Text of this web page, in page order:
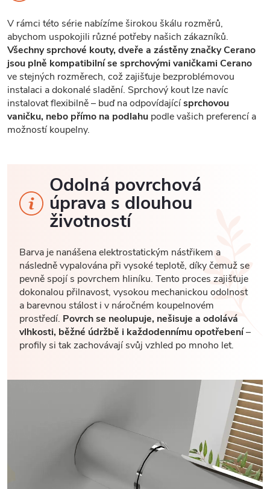
V rámci této série nabízíme širokou škálu rozměrů,
abychom uspokojili různé potřeby našich zákazníků.
Všechny sprchové kouty, dveře a zástěny značky Cerano
jsou plně kompatibilní se sprchovými vaničkami Cerano
ve stejných rozměrech, což zajišťuje bezproblémovou
instalaci a dokonalé sladění. Sprchový kout lze navíc
instalovat flexibilně – buď na odpovídajícísprchovou
vaničku, nebo přímo na podlahu podle vašich preferencí a
možností koupelny.
Odolná povrchová
úprava s dlouhou
životností
Barva je nanášena elektrostatickým nástřikem a
následně vypalována při vysoké teplotě, díky čemuž se
pevně spojí s povrchem hliníku. Tento proces zajišťuje
dokonalou přilnavost, vysokou mechanickou odolnost
a barevnou stálost i v náročném koupelnovém
prostředí. Povrch se neolupuje, nešisuje a odolává
vlhkosti, běžné údržbě i každodennímu opotřebení–
profily si tak zachovávají svůj vzhled po mnoho let.